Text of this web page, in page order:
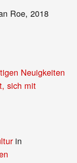
Roe, 2018
Neuigkeiten
sich mit
in